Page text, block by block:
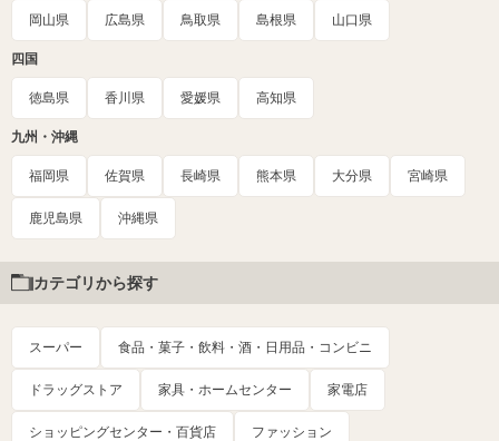
岡山県 広島県 鳥取県 島根県 山口県
四国
徳島県 香川県 愛媛県 高知県
九州・沖縄
福岡県 佐賀県 長崎県 熊本県 大分県 宮崎県
鹿児島県 沖縄県
カテゴリから探す
スーパー 食品・菓子・飲料・酒・日用品・コンビニ
ドラッグストア 家具・ホームセンター 家電店
ショッピングセンター・百貨店 ファッション